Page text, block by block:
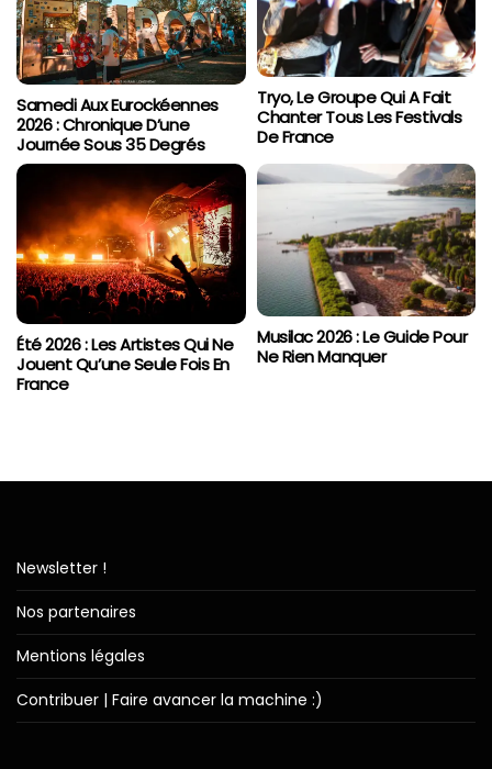
Samedi Aux Eurockéennes
2026 : Chronique D’une
Journée Sous 35 Degrés
Tryo, Le Groupe Qui A Fait
Chanter Tous Les Festivals
De France
Été 2026 : Les Artistes Qui Ne
Jouent Qu’une Seule Fois En
France
Musilac 2026 : Le Guide Pour
Ne Rien Manquer
Newsletter !
Nos partenaires
Mentions légales
Contribuer | Faire avancer la machine :)